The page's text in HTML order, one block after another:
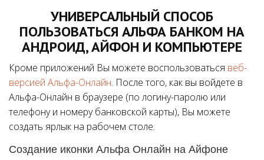
УНИВЕРСАЛЬНЫЙ СПОСОБ
ПОЛЬЗОВАТЬСЯ АЛЬФА БАНКОМ НА
АНДРОИД, АЙФОН И КОМПЬЮТЕРЕ
Кроме приложений Вы можете воспользоваться веб-
версией Альфа-Онлайн. После того, как вы войдете в
Альфа-Онлайн в браузере (по логину-паролю или
телефону и номеру банковской карты), Вы можете
создать ярлык на рабочем столе.
Создание иконки Альфа Онлайн на Айфоне